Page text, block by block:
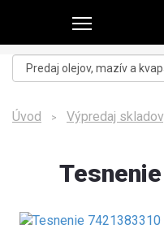
Úvod > Výpredaj